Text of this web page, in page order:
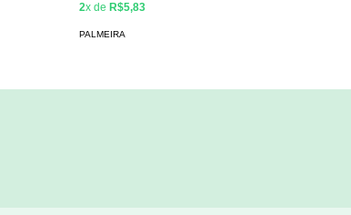
2x de R$5,83
PALMEIRA